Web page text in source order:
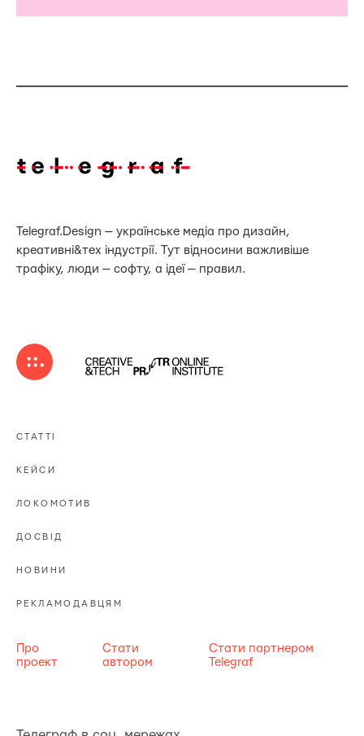
Telegraf.Design — українське медіа про дизайн,
креативні&тех індустрії. Тут відносини важливіше
трафіку, люди — софту, а ідеї — правил.
СТАТТІ
КЕЙСИ
ЛОКОМОТИВ
ДОСВІД
НОВИНИ
РЕКЛАМОДАВЦЯМ
Про
проект
Стати
автором
Стати партнером
Telegraf